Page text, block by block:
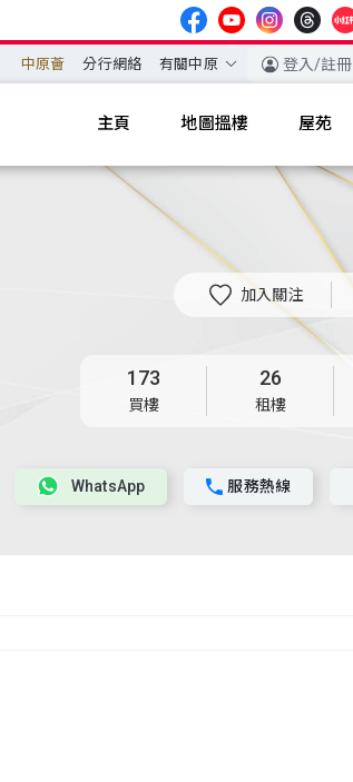
中原薈 分行網絡 有關中原 登入/註冊
主頁 地圖搵樓 屋苑
加入關注
173
買樓
26
租樓
服務熱線
WhatsApp